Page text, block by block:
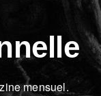
mensuel.